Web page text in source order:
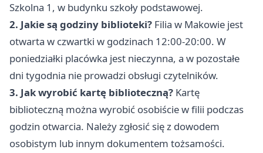
Szkolna 1, w budynku szkoły podstawowej.
2. Jakie są godziny biblioteki? Filia w Makowie jest
otwarta w czwartki w godzinach 12:00-20:00. W
poniedziałki placówka jest nieczynna, a w pozostałe
dni tygodnia nie prowadzi obsługi czytelników.
3. Jak wyrobić kartę biblioteczną? Kartę
biblioteczną można wyrobić osobiście w filii podczas
godzin otwarcia. Należy zgłosić się z dowodem
osobistym lub innym dokumentem tożsamości.